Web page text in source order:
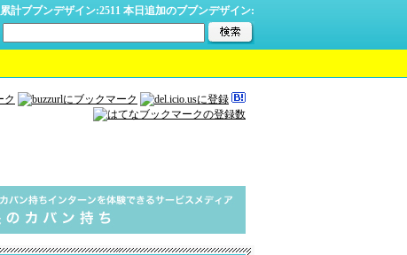
累計ブブンデザイン:2511 本日追加のブブンデザイン: